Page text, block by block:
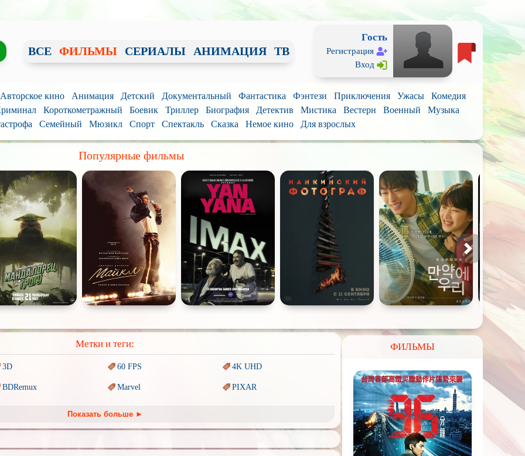
ВСЕ ФИЛЬМЫ СЕРИАЛЫ АНИМАЦИЯ ТВ
Гость
Регистрация
Вход
кино Анимация Детский Документальный Фантастика Фэнтези Приключения Ужасы
Комедия
Короткометражный Боевик Триллер Биография Детектив Мистика Вестерн Военный
Музыка
Семейный Мюзикл Спорт Спектакль Сказка Немое кино Для взрослых
Популярные фильмы
Метки и теги:
3D 60 FPS 4K UHD
BDRemux Marvel PIXAR
Антиутопия Врачи Гении
Киберпанк Коллекция Комикс
Показать больше ►
ФИЛЬМЫ